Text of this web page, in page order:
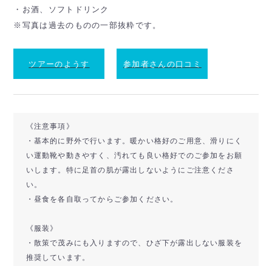
・お酒、ソフトドリンク
※写真は過去のものの一部抜粋です。
ツアーのようす 参加者さんの口コミ
《注意事項》
・基本的に野外で行います。暖かい格好のご用意、滑りにく
い運動靴や動きやすく、汚れても良い格好でのご参加をお願
いします。特に足首の肌が露出しないようにご注意くださ
い。
・昼食を各自取ってからご参加ください。
《服装》
・散策で茂みにも入りますので、ひざ下が露出しない服装を
推奨しています。